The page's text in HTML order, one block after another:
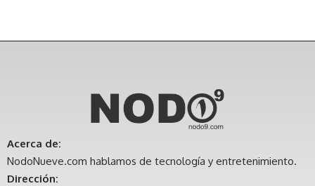
Acerca de:
NodoNueve.com hablamos de tecnología y entretenimiento.
Dirección: